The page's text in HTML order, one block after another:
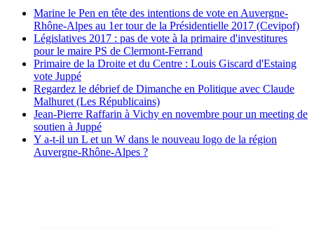
Marine le Pen en tête des intentions de vote en Auvergne-
Rhône-Alpes au 1er tour de la Présidentielle 2017 (Cevipof)
Législatives 2017 : pas de vote à la primaire d'investitures
pour le maire PS de Clermont-Ferrand
Primaire de la Droite et du Centre : Louis Giscard d'Estaing
vote Juppé
Regardez le débrief de Dimanche en Politique avec Claude
Malhuret (Les Républicains)
Jean-Pierre Raffarin à Vichy en novembre pour un meeting de
soutien à Juppé
Y a-t-il un L et un W dans le nouveau logo de la région
Auvergne-Rhône-Alpes ?